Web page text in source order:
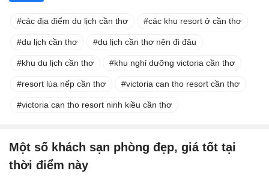
các địa điểm du lịch cần thơ các khu resort ở cần thơ
du lịch cần thơ du lịch cần thơ nên đi đâu
khu du lịch cần thơ khu nghỉ dưỡng victoria cần thơ
resort lúa nếp cần thơ victoria can tho resort cần thơ
victoria can tho resort ninh kiều cần thơ
Một số khách sạn phòng đẹp, giá tốt tại
thời điểm này